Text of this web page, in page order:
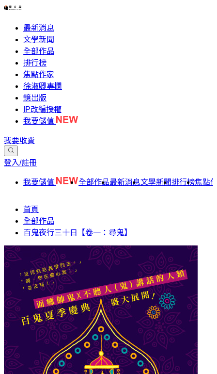
最新消息
文學新聞
全部作品
排行榜
焦點作家
徐淑卿專欄
鏡出版
IP改編授權
我要儲值
我要收費
登入/註冊
我要儲值 全部作品最新消息文學新聞排行榜焦點
首頁
全部作品
百鬼夜行三十日【卷一：尋鬼】